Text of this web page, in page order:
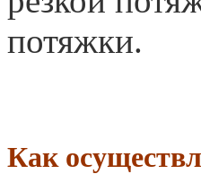
потяжки.
Как